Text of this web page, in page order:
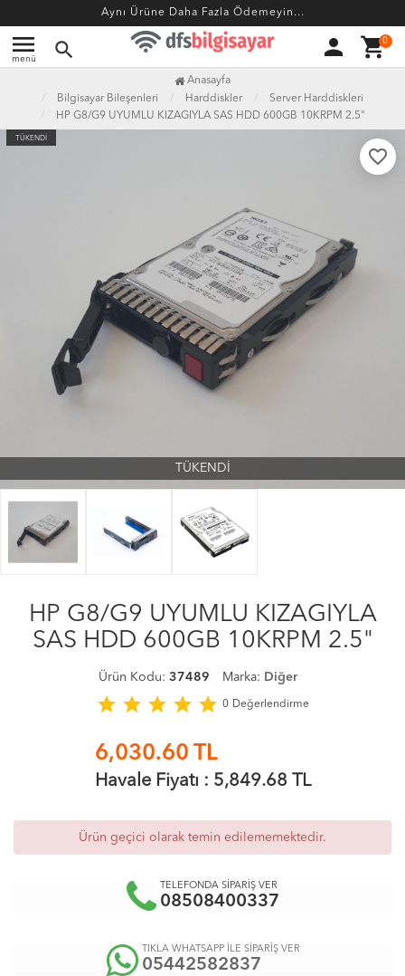
Aynı Ürüne Daha Fazla Ödemeyin...
menu
menü search person shopping_cart0
Anasayfa
Bilgisayar Bileşenleri
Harddiskler
Server Harddiskleri
HP G8/G9 UYUMLU KIZAGIYLA SAS HDD 600GB 10KRPM 2.5"
TÜKENDİ
favorite_border
TÜKENDİ
HP G8/G9 UYUMLU KIZAGIYLA
SAS HDD 600GB 10KRPM 2.5"
Ürün Kodu: 37489 Marka: Diğer
star star star star star 0 Değerlendirme
6,030.60 TL
Havale Fiyatı : 5,849.68 TL
Ürün geçici olarak temin edilememektedir.
TELEFONDA SİPARİŞ VER
08508400337
TIKLA WHATSAPP İLE SİPARİŞ VER
05442582837